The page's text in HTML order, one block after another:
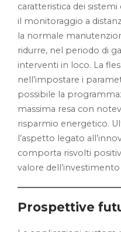
caratteristica dei
il monitoraggio a
la normale
ridurre, nel periodo di
interventi in loco. La
nell’impostare i
possibile la
massima resa con
risparmio energetico.
l’aspetto legato
comporta risvolti
valore
Prospettive